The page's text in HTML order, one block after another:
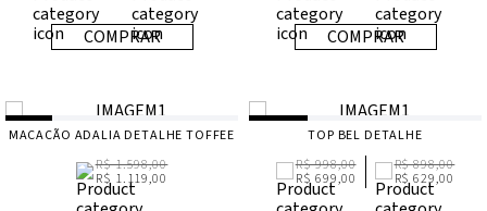
COMPRAR COMPRAR
MACACÃO ADALIA DETALHE TOFFEE
R$ 1.598,00
R$ 1.119,00
TOP BEL DETALHE
R$ 998,00
R$ 699,00
R$ 898,00
R$ 629,00